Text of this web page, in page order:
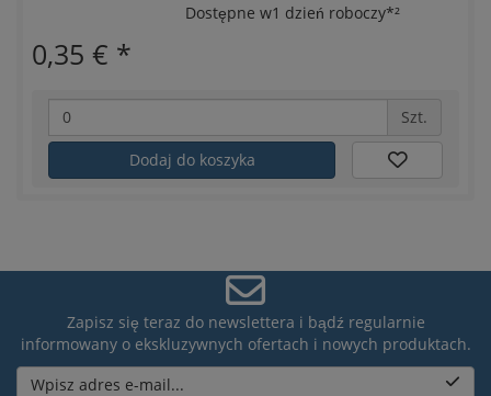
Dostępne w1 dzień roboczy*²
0,35 € *
Szt.
Dodaj do koszyka
Zapisz się teraz do newslettera i bądź regularnie
informowany o ekskluzywnych ofertach i nowych produktach.
Wpisz adres e-mail...